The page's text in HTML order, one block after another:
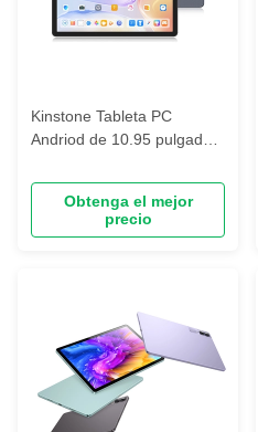
Kinstone Tableta PC
Andriod de 10.95 pulgadas
Incell, 6GB+128GB
Obtenga el mejor
precio